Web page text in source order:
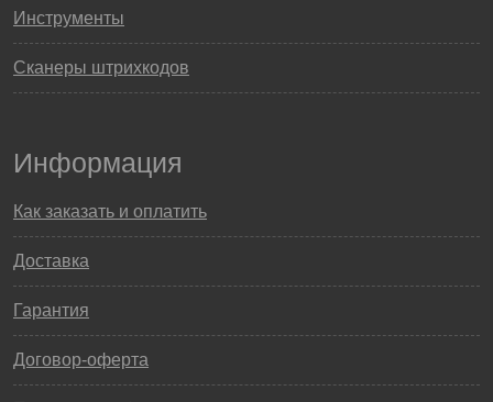
Инструменты
Сканеры штрихкодов
Информация
Как заказать и оплатить
Доставка
Гарантия
Договор-оферта